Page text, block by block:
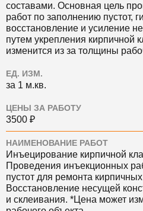
составами. Основная цель
работ по заполнению пустот,
восстановление и усиление
путем укрепления кирпичной
изменится из за толщины
ЕД. ИЗМ.
за 1 м.кв.
ЦЕНЫ ЗА РАБОТУ
3500 ₽
НАИМЕНОВАНИЕ РАБОТ
Инъецирование кирпичной
Проведения инъекционных
пустот для ремонта
Восстановление несущей
и склеивания. *Цена может